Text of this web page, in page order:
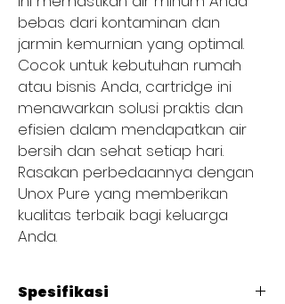
bebas dari kontaminan dan
jarmin kemurnian yang optimal.
Cocok untuk kebutuhan rumah
atau bisnis Anda, cartridge ini
menawarkan solusi praktis dan
efisien dalam mendapatkan air
bersih dan sehat setiap hari.
Rasakan perbedaannya dengan
Unox Pure yang memberikan
kualitas terbaik bagi keluarga
Anda.
Spesifikasi